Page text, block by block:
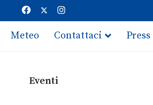
Meteo Contattaci Press
Eventi